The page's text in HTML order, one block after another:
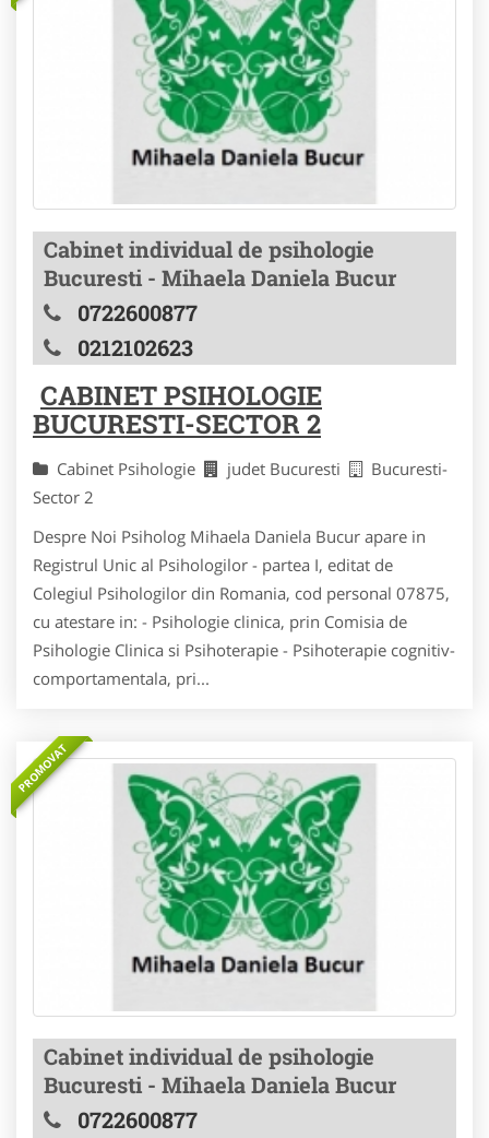
Cabinet individual de psihologie
Bucuresti - Mihaela Daniela Bucur
0722600877
0212102623
CABINET PSIHOLOGIE
BUCURESTI-SECTOR 2
Cabinet Psihologie judet Bucuresti
Bucuresti-
Sector 2
Despre Noi Psiholog Mihaela Daniela Bucur apare in
Registrul Unic al Psihologilor - partea I, editat de
Colegiul Psihologilor din Romania, cod personal 07875,
cu atestare in: - Psihologie clinica, prin Comisia de
Psihologie Clinica si Psihoterapie - Psihoterapie cognitiv-
comportamentala, pri...
PROMOVAT
Cabinet individual de psihologie
Bucuresti - Mihaela Daniela Bucur
0722600877